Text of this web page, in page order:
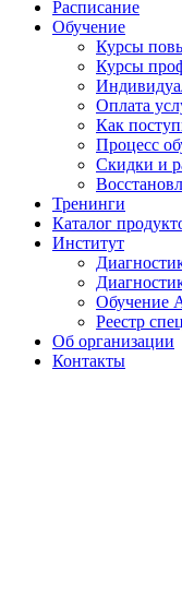
Расписание
Обучение
Курсы
Курсы
Оплата
Как
Процесс
Скидки и
Тренинги
Каталог
Институт
Реестр
Об организации
Контакты